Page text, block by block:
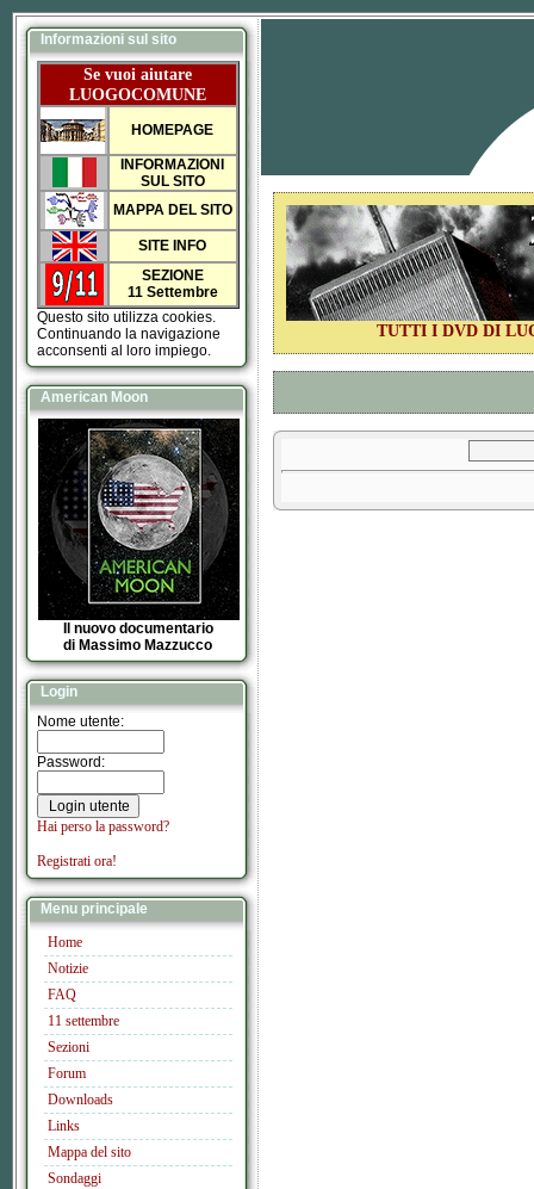
Informazioni sul sito
Se vuoi aiutare
LUOGOCOMUNE
HOMEPAGE
INFORMAZIONI
SUL SITO
MAPPA DEL SITO
SITE INFO
SEZIONE
11 Settembre
Questo sito utilizza cookies.
Continuando la navigazione
acconsenti al loro impiego.
American Moon
Il nuovo documentario
di Massimo Mazzucco
Login
Nome utente:
Password:
Hai perso la password?
Registrati ora!
Menu principale
Home
Notizie
FAQ
11 settembre
Sezioni
Forum
Downloads
Links
Mappa del sito
Sondaggi
TUTTI I DVD DI